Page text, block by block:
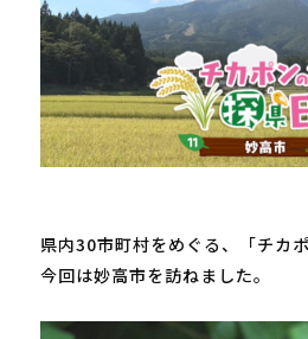
県内30市町村をめぐる、「チカ
今回は妙高市を訪ねました。